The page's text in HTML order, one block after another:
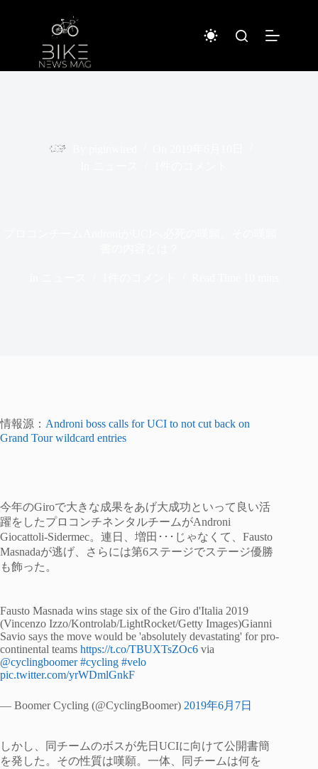
情報源： Androni boss calls for UCI to not cut back on
Grand Tour wildcard entries
今年のGiroで大きな成果をあげ大成功といって良い活
躍をしたプロコンチネンタルチームがAndroni
Giocattoli-Sidermec。連日、増田･･･じゃなくて、Fausto
Masnadaが逃げ、さらには第6ステージでステージ優勝
も飾った。
Fausto Masnada wins stage six of the Giro d'Italia 2019
(Vincenzo Izzo/Kontrolab/LightRocket/Getty Images)Gianni
Savio says the move would be 'absolutely devastating' for pro-
continental teams https://t.co/TBUXTsZOc6 via
@cyclingboomer #cycling #velo
pic.twitter.com/yrWDmlGnkF
— Boomer Cycling (@CyclingBoomer) 2019年6月7日
しかし、同チームのボスが先日UCIに向けて公開書簡
を発した。その性質は嘆願。一体、同チームは何を